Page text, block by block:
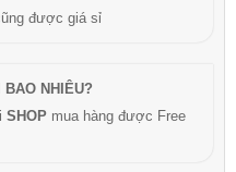
được giá sỉ
BAO NHIÊU?
SHOP mua hàng được Free